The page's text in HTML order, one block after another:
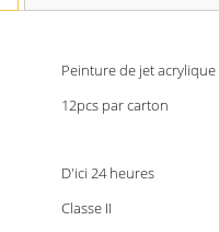
Peinture de jet acrylique
12pcs par carton
D'ici 24 heures
Classe II